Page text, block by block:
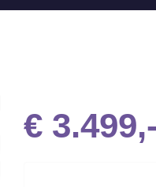
€ 3.499,-